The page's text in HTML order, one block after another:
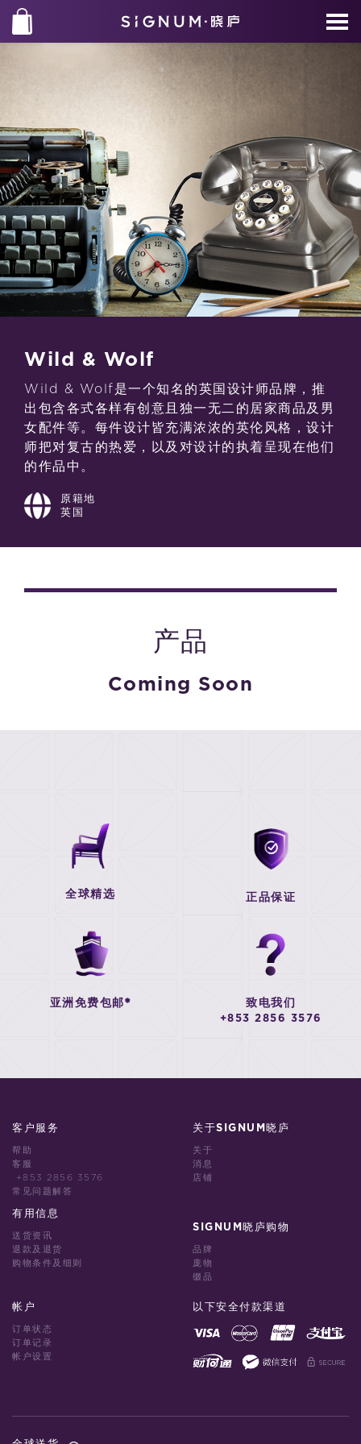
Wild & Wolf
Wild & Wolf是一个知名的英国设计师品牌，推
出包含各式各样有创意且独一无二的居家商品及男
女配件等。每件设计皆充满浓浓的英伦风格，设计
师把对复古的热爱，以及对设计的执着呈现在他们
的作品中。
原籍地
英国
产品
Coming Soon
全球精选 正品保证
亚洲免费包邮* 致电我们
+853 2856 3576
客户服务
帮助
客服
+853 2856 3576
常见问题解答
有用信息
送货资讯
退款及退货
购物条件及细则
关于SIGNUM晓庐
关于
消息
店铺
SIGNUM晓庐购物
品牌
庞物
缀品
帐户
订单状态
订单记录
帐户设置
以下安全付款渠道